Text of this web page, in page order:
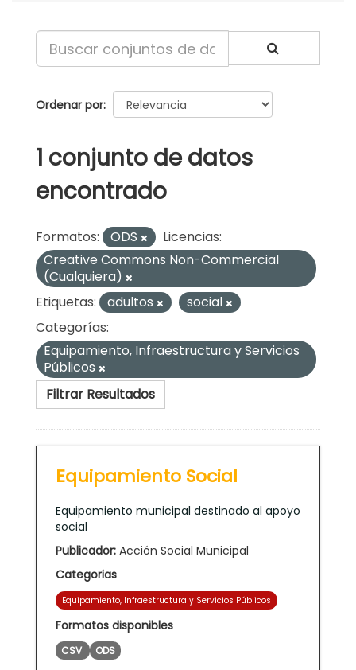
Ordenar por
1 conjunto de datos
encontrado
Formatos: ODS
Licencias:
Creative Commons Non-Commercial
(Cualquiera)
Etiquetas:
adultos
social
Categorías:
Equipamiento, Infraestructura y Servicios
Públicos
Filtrar Resultados
Equipamiento Social
Equipamiento municipal destinado al apoyo
social
Publicador: Acción Social Municipal
Categorias
Equipamiento, Infraestructura y Servicios Públicos
Formatos disponibles
CSV ODS